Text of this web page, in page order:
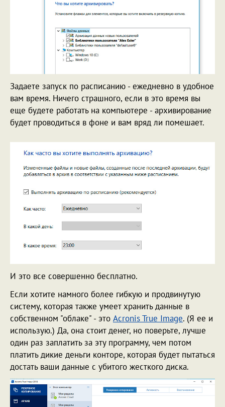
Задаете запуск по расписанию - ежедневно в удобное
вам время. Ничего страшного, если в это время вы
еще будете работать на компьютере - архивирование
будет проводиться в фоне и вам вряд ли помешает.
И это все совершенно бесплатно.
Если хотите намного более гибкую и продвинутую
систему, которая также умеет хранить данные в
собственном "облаке" - это Acronis True Image. (Я ее и
использую.) Да, она стоит денег, но поверьте, лучше
один раз заплатить за эту программу, чем потом
платить дикие деньги конторе, которая будет пытаться
достать ваши данные с убитого жесткого диска.